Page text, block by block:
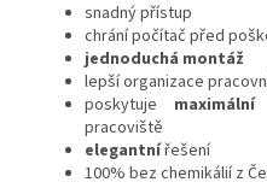
snadný přístup
chrání počítač před
jednoduchá montáž
lepší organizace
poskytuje
pracoviště
elegantnířešení
100% bez chemikálií z